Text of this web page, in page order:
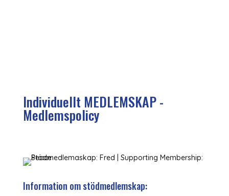
Individuellt MEDLEMSKAP -
Medlemspolicy
Information om stödmedlemskap: